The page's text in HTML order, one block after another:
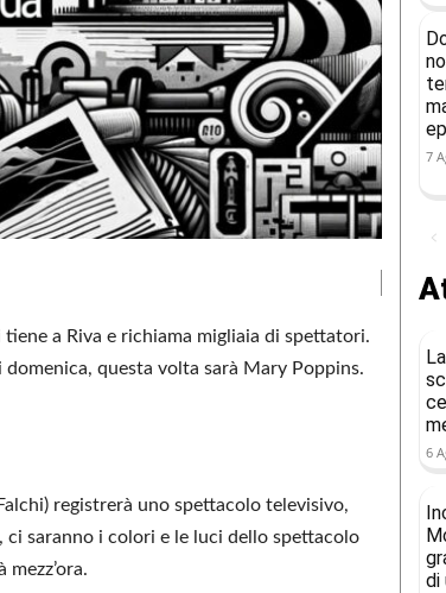
a Riva e richiama migliaia di spettatori.
questa volta sarà Mary Poppins.
registrerà uno spettacolo televisivo,
ci saranno i colori e le luci dello spettacolo
7
6
di